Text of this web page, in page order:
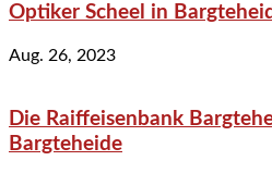
Optiker Scheel in
Aug. 26, 2023
Die Raiffeisenbank
Bargteheide